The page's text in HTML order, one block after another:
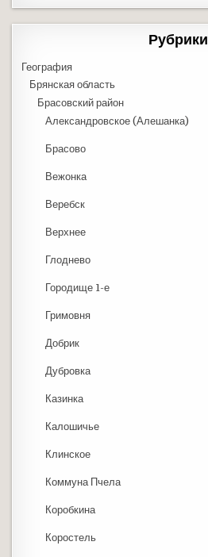
Рубрики
География
Брянская область
Брасовский район
Александровское (Алешанка)
Брасово
Вежонка
Веребск
Верхнее
Глоднево
Городище 1-е
Гримовня
Добрик
Дубровка
Казинка
Калошичье
Клинское
Коммуна Пчела
Коробкина
Коростель